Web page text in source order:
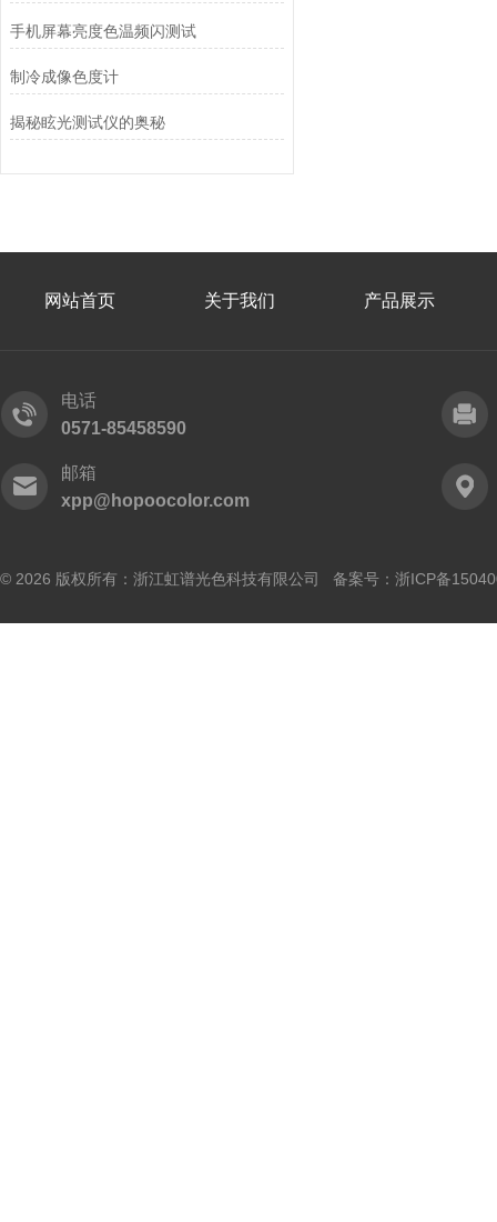
手机屏幕亮度色温频闪测试
制冷成像色度计
揭秘眩光测试仪的奥秘
网站首页 关于我们 产品展示
电话
0571-85458590
邮箱
xpp@hopoocolor.com
© 2026 版权所有：浙江虹谱光色科技有限公司 备案号： 浙ICP备